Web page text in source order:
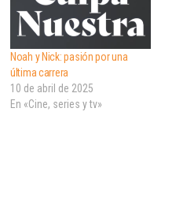
Noah y Nick: pasión por una
última carrera
10 de abril de 2025
En «Cine, series y tv»